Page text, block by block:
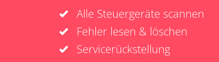
Alle Steuergeräte scannen
Fehler lesen & löschen
Servicerückstellung